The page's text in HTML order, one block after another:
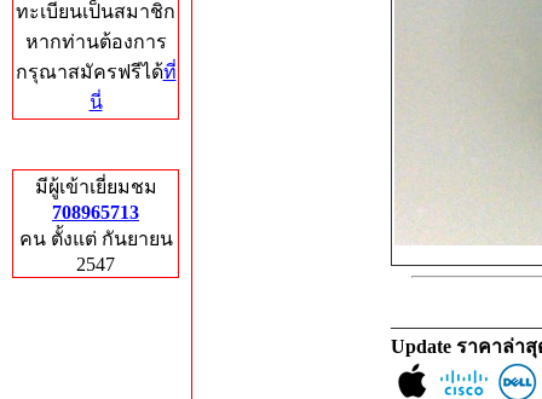
ทะเบียนเป็นสมาชิก
หากท่านต้องการ
กรุณาสมัครฟรีได้ที่
นี่
มีผู้เข้าเยี่ยมชม
708965713
คน ตั้งแต่ กันยายน
2547
Update ราคาล่า